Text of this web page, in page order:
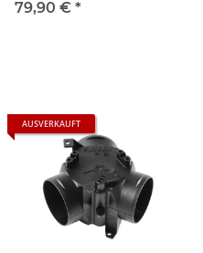
79,90 € *
AUSVERKAUFT